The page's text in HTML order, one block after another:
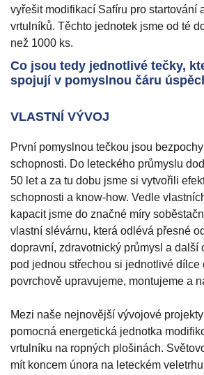
vyřešit modifikací Safíru pro startování
vrtulníků. Těchto jednotek jsme od té
než 1000 ks.
Co jsou tedy jednotlivé tečky,
spojují v pomyslnou čáru
VLASTNÍ VÝVOJ
První pomyslnou tečkou jsou
schopnosti. Do leteckého průmyslu
50 let a za tu dobu jsme si vytvořili
schopnosti a know-how. Vedle
kapacit jsme do značné míry
vlastní slévárnu, která odlévá přesné
dopravní, zdravotnický průmysl a další
pod jednou střechou si jednotlivé dílce
povrchově upravujeme, montujeme a
Mezi naše nejnovější vývojové
pomocná energetická jednotka
vrtulníku na ropných plošinách.
mít koncem února na leteckém